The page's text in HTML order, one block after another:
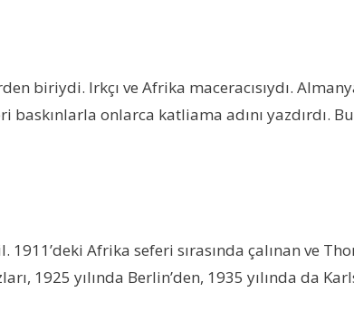
biriydi. Irkçı ve Afrika maceracısıydı.
baskınlarla onlarca katliama adını yazdırdı.
Afrika seferi sırasında çalınan ve
1925 yılında Berlin’den, 1935 yılında da